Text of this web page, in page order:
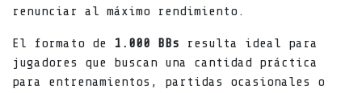
renunciar al máximo rendimiento.
El formato de 1.000 BBs resulta ideal para
jugadores que buscan una cantidad práctica
para entrenamientos, partidas ocasionales o